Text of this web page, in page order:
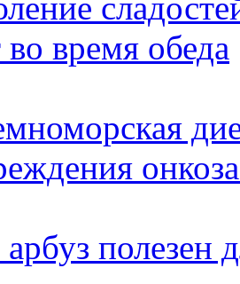
во время обеда
полезен